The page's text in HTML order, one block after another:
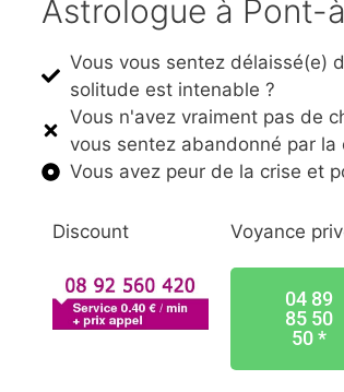
Astrologue à Pont-
Vous vous sentez délaissé(e)
solitude est intenable ?
Vous n'avez vraiment pas de
vous sentez abandonné par la
Vous avez peur de la crise et
Discount Voyance
04 89
85 50
50 *